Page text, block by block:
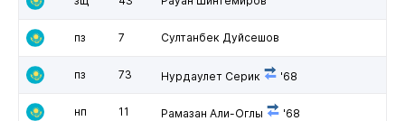
пз 7 Султанбек Дуйсешов
пз 73 Нурдаулет Серик '68
нп 11 Рамазан Али-Оглы '68